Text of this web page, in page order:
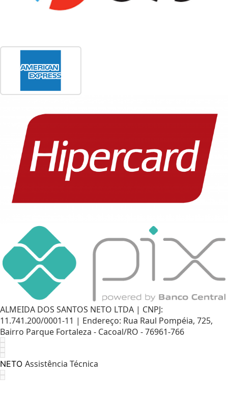
ALMEIDA DOS SANTOS NETO LTDA | CNPJ:
11.741.200/0001-11 | Endereço: Rua Raul Pompéia, 725,
Bairro Parque Fortaleza - Cacoal/RO - 76961-766
NETO Assistência Técnica